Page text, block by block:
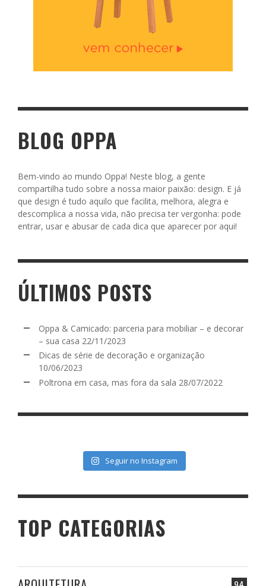
BLOG OPPA
Bem-vindo ao mundo Oppa! Neste blog, a gente
compartilha tudo sobre a nossa maior paixão: design. E já
que design é tudo aquilo que facilita, melhora, alegra e
descomplica a nossa vida, não precisa ter vergonha: pode
entrar, usar e abusar de cada dica que aparecer por aqui!
ÚLTIMOS POSTS
Oppa & Camicado: parceria para mobiliar – e decorar
– sua casa 22/11/2023
Dicas de série de decoração e organização
10/06/2023
Poltrona em casa, mas fora da sala 28/07/2022
Seguir no Instagram
TOP CATEGORIAS